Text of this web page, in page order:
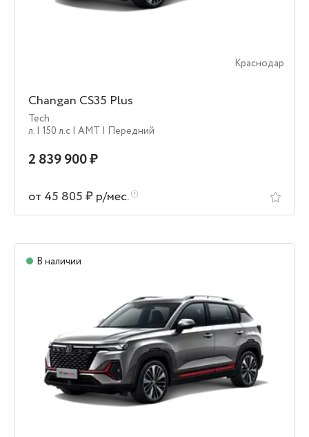
Краснодар
Changan CS35 Plus
Tech
л. | 150 л.c | AMT | Передний
2 839 900 ₽
от 45 805 ₽ р/мес.
В наличии